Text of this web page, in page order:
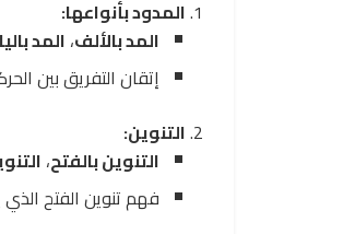
المدود بأنواعها:
المد بالألف،المد
إتقان التفريق بين
التنوين:
التنوين بالفتح،
فهم تنوين الفتح الذي